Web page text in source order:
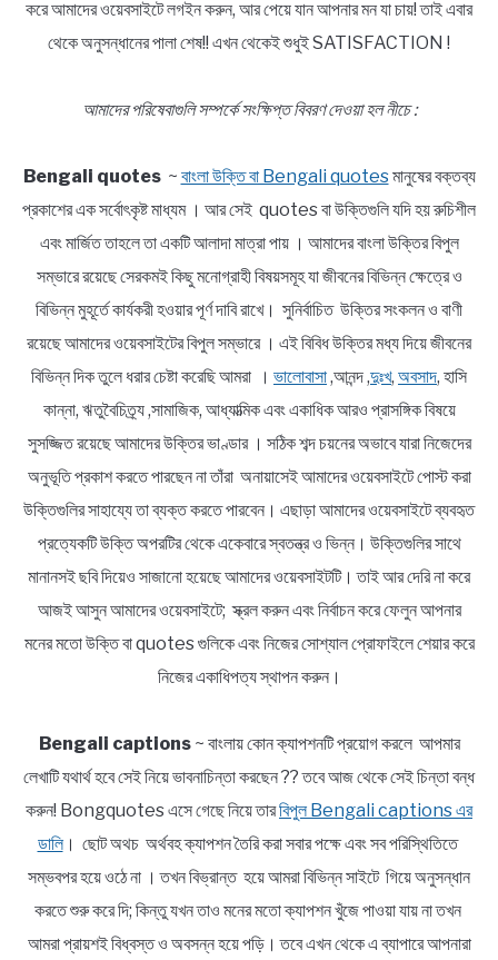
করে আমাদের ওয়েবসাইটে লগইন করুন, আর পেয়ে যান আপনার মন যা চায়! তাই এবার
থেকে অনুসন্ধানের পালা শেষ!! এখন থেকেই শুধুই SATISFACTION !
আমাদের পরিষেবাগুলি সম্পর্কে সংক্ষিপ্ত বিবরণ দেওয়া হল নীচে :
Bengali quotes~ বাংলা উক্তি বা Bengali quotesমানুষের বক্তব্য
প্রকাশের এক সর্বোৎকৃষ্ট মাধ্যম । আর সেই quotes বা উক্তিগুলি যদি হয় রুচিশীল
এবং মার্জিত তাহলে তা একটি আলাদা মাত্রা পায় । আমাদের বাংলা উক্তির বিপুল
সম্ভারে রয়েছে সেরকমই কিছু মনোগ্রাহী বিষয়সমূহ যা জীবনের বিভিন্ন ক্ষেত্রে ও
বিভিন্ন মুহূর্তে কার্যকরী হওয়ার পূর্ণ দাবি রাখে। সুনির্বাচিত উক্তির সংকলন ও বাণী
রয়েছে আমাদের ওয়েবসাইটের বিপুল সম্ভারে । এই বিবিধ উক্তির মধ্য দিয়ে জীবনের
বিভিন্ন দিক তুলে ধরার চেষ্টা করেছি আমরা । ভালোবাসা,আনন্দ ,দুঃখ, অবসাদ, হাসি
কান্না, ঋতুবৈচিত্র্য ,সামাজিক, আধ্যাত্মিক এবং একাধিক আরও প্রাসঙ্গিক বিষয়ে
সুসজ্জিত রয়েছে আমাদের উক্তির ভাণ্ডার । সঠিক শব্দ চয়নের অভাবে যারা নিজেদের
অনুভূতি প্রকাশ করতে পারছেন না তাঁরা অনায়াসেই আমাদের ওয়েবসাইটে পোস্ট করা
উক্তিগুলির সাহায্যে তা ব্যক্ত করতে পারবেন। এছাড়া আমাদের ওয়েবসাইটে ব্যবহৃত
প্রত্যেকটি উক্তি অপরটির থেকে একেবারে স্বতন্ত্র ও ভিন্ন। উক্তিগুলির সাথে
মানানসই ছবি দিয়েও সাজানো হয়েছে আমাদের ওয়েবসাইটটি। তাই আর দেরি না করে
আজই আসুন আমাদের ওয়েবসাইটে; স্ক্রল করুন এবং নির্বাচন করে ফেলুন আপনার
মনের মতো উক্তি বা quotes গুলিকে এবং নিজের সোশ্যাল প্রোফাইলে শেয়ার করে
নিজের একাধিপত্য স্থাপন করুন।
Bengali captions~ বাংলায় কোন ক্যাপশনটি প্রয়োগ করলে আপমার
লেখাটি যথার্থ হবে সেই নিয়ে ভাবনাচিন্তা করছেন ?? তবে আজ থেকে সেই চিন্তা বন্ধ
করুন! Bongquotes এসে গেছে নিয়ে তারবিপুল Bengali captions এর
ডালি। ছোট অথচ অর্থবহ ক্যাপশন তৈরি করা সবার পক্ষে এবং সব পরিস্থিতিতে
সম্ভবপর হয়ে ওঠে না । তখন বিভ্রান্ত হয়ে আমরা বিভিন্ন সাইটে গিয়ে অনুসন্ধান
করতে শুরু করে দি; কিন্তু যখন তাও মনের মতো ক্যাপশন খুঁজে পাওয়া যায় না তখন
আমরা প্রায়শই বিধ্বস্ত ও অবসন্ন হয়ে পড়ি। তবে এখন থেকে এ ব্যাপারে আপনারা